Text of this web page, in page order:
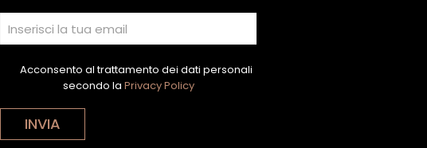
Acconsento al trattamento dei dati personali
secondo la Privacy Policy
INVIA